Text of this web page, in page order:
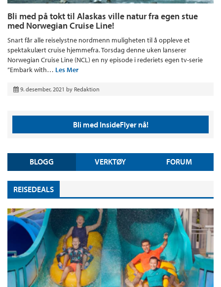
Bli med på tokt til Alaskas ville natur fra egen stue
med Norwegian Cruise Line!
Snart får alle reiselystne nordmenn muligheten til å oppleve et
spektakulært cruise hjemmefra. Torsdag denne uken lanserer
Norwegian Cruise Line (NCL) en ny episode i rederiets egen tv-serie
”Embark with… Les Mer
9. desember, 2021 by Redaktion
Bli med InsideFlyer nå!
BLOGG VERKTØY FORUM
REISEDEALS